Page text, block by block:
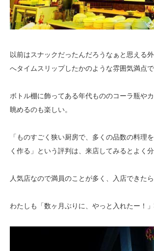
以前はスナックだったんだろうなぁと思える
へタイムスリップしたかのような雰囲気満点で
ボトル棚に飾ってある年代もののコーラ瓶や
眺めるのも楽しい。
「ものすごく狭い厨房で、多くの品数の料理
く作る」という評判は、来店してみるとよく
人気店なので満員のことが多く、入店できたら
わたしも「数ヶ月ぶりに、やっと入れたー！」